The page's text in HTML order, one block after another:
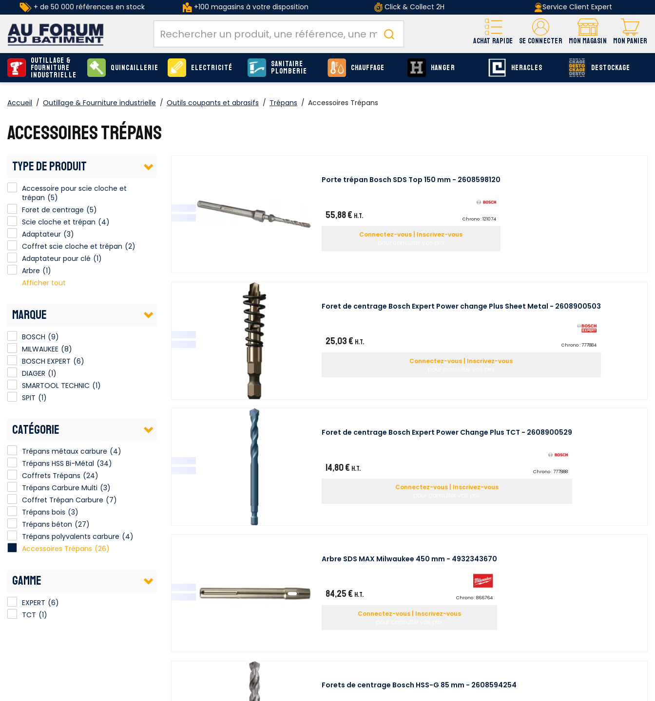
+ de 50 000 références en stock +100 magasins à votre disposition Click & Collect 2H Service Client Expert
ACHAT RAPIDE SE CONNECTER MON MAGASIN MON PANIER
Outillage &
Fourniture
industrielle
Quincaillerie Electricité Sanitaire
Plomberie Chauffage HANGER HERACLES DESTOCKAGE
Accueil / Outillage & Fourniture industrielle / Outils coupants et abrasifs / Trépans / Accessoires Trépans
ACCESSOIRES TRÉPANS
TYPE DE PRODUIT
Accessoire pour scie cloche et
trépan (5)
Foret de centrage (5)
Scie cloche et trépan (4)
Adaptateur (3)
Coffret scie cloche et trépan (2)
Adaptateur pour clé (1)
Arbre (1)
Afficher tout
MARQUE
BOSCH (9)
MILWAUKEE (8)
BOSCH EXPERT (6)
DIAGER (1)
SMARTOOL TECHNIC (1)
SPIT (1)
CATÉGORIE
Trépans métaux carbure (4)
Trépans HSS Bi-Métal (34)
Coffrets Trépans (24)
Trépans Carbure Multi (3)
Coffret Trépan Carbure (7)
Trépans bois (3)
Trépans béton (27)
Trépans polyvalents carbure (4)
Accessoires Trépans (26)
GAMME
EXPERT (6)
TCT (1)
Porte trépan Bosch SDS Top 150 mm - 2608598120
55,88 € H.T. Chrono :121074
Connectez-vous | Inscrivez-vous
Foret de centrage Bosch Expert Power change Plus Sheet Metal - 2608900503
25,03 € H.T. Chrono :777884
Connectez-vous | Inscrivez-vous
Foret de centrage Bosch Expert Power Change Plus TCT - 2608900529
14,80 € H.T. Chrono :777888
Connectez-vous | Inscrivez-vous
Arbre SDS MAX Milwaukee 450 mm - 4932343670
84,25 € H.T. Chrono :866764
Connectez-vous | Inscrivez-vous
Forets de centrage Bosch HSS-G 85 mm - 2608594254